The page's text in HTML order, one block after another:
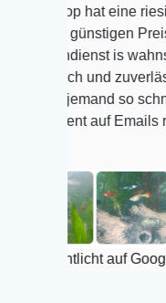
hat eine riesige Auswahl
Preisen. Der
is wahnsinnig
und zuverlässig, noch
so schnell und
auf Emails reagiert wie
auf Google